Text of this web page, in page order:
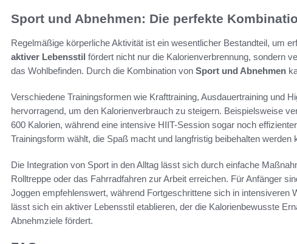
Sport und Abnehmen: Die perfekte
Regelmäßige körperliche Aktivität ist ein wesentlicher Bestandteil, um
aktiver Lebensstil fördert nicht nur die Kalorienverbrennung, sondern
das Wohlbefinden. Durch die Kombination von Sport und Abnehmen
Verschiedene Trainingsformen wie Krafttraining, Ausdauertraining und
hervorragend, um den Kalorienverbrauch zu steigern. Beispielsweise
600 Kalorien, während eine intensive HIIT-Session sogar noch
Trainingsform wählt, die Spaß macht und langfristig beibehalten werden
Die Integration von Sport in den Alltag lässt sich durch einfache
Rolltreppe oder das Fahrradfahren zur Arbeit erreichen. Für Anfänger
Joggen empfehlenswert, während Fortgeschrittene sich in intensiveren
lässt sich ein aktiver Lebensstil etablieren, der die Kalorienbewusste
Abnehmziele fördert.